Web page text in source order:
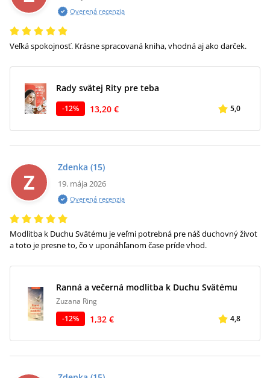
Rady svätej Rity pre teba
-12% 13,20 € 5,0
Overená recenzia
Veľká spokojnosť. Krásne spracovaná kniha, vhodná aj ako darček.
Ranná a večerná modlitba k Duchu Svätému
Zuzana Ring
-12% 1,32 € 4,8
Z
Zdenka (15)
19. mája 2026
Overená recenzia
Modlitba k Duchu Svätému je veľmi potrebná pre náš duchovný život
a toto je presne to, čo v uponáhľanom čase príde vhod.